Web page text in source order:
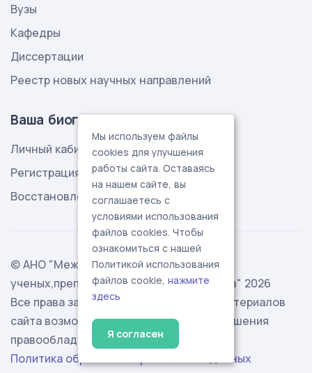
Вузы
Кафедры
Диссертации
Реестр новых научных направлений
Ваша биография
Личный кабинет
Регистрация
Восстановление пароля
© АНО "Международная ассоциация
ученых,преподавателей и специалистов" 2026
Все права защищены. Использование материалов
сайта возможно исключительно с разрешения
правообладателя.
Политика обработки персональных данных
Мы используем файлы
cookies для улучшения
работы сайта. Оставаясь
на нашем сайте, вы
соглашаетесь с
условиями использования
файлов cookies. Чтобы
ознакомиться с нашей
Политикой использования
файлов cookie, нажмите
здесь
Я согласен